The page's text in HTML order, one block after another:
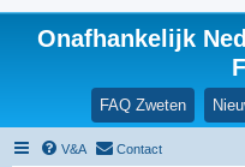
Onafhankelijk
FAQ Zweten
V&A Contact